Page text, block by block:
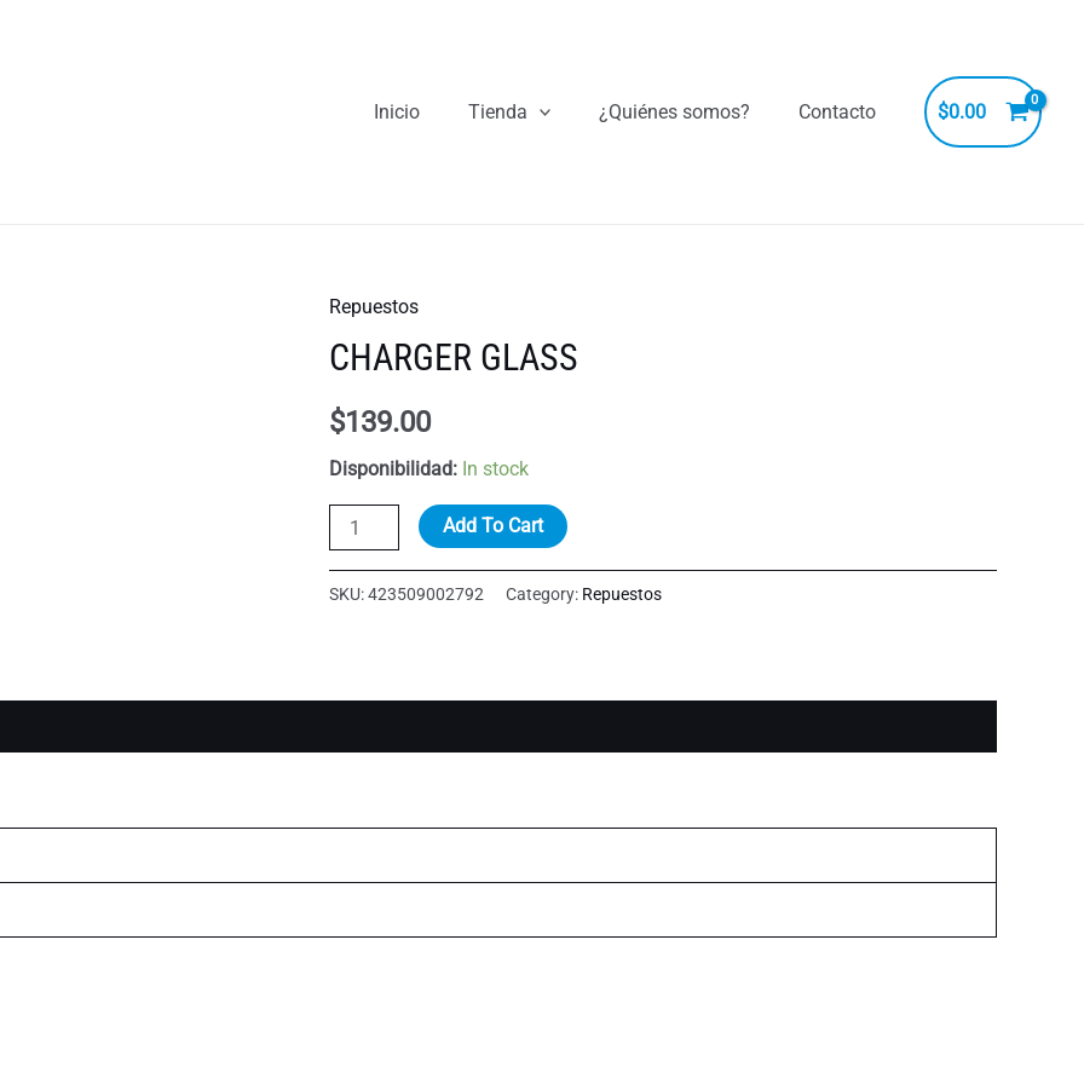
Inicio
Tienda ¿Quiénes somos? Contacto $0.00
Repuestos
CHARGER GLASS
$139.00
Disponibilidad: In stock
CHARGER
GLASS
quantity
Add To Cart
SKU:423509002792 Category: Repuestos